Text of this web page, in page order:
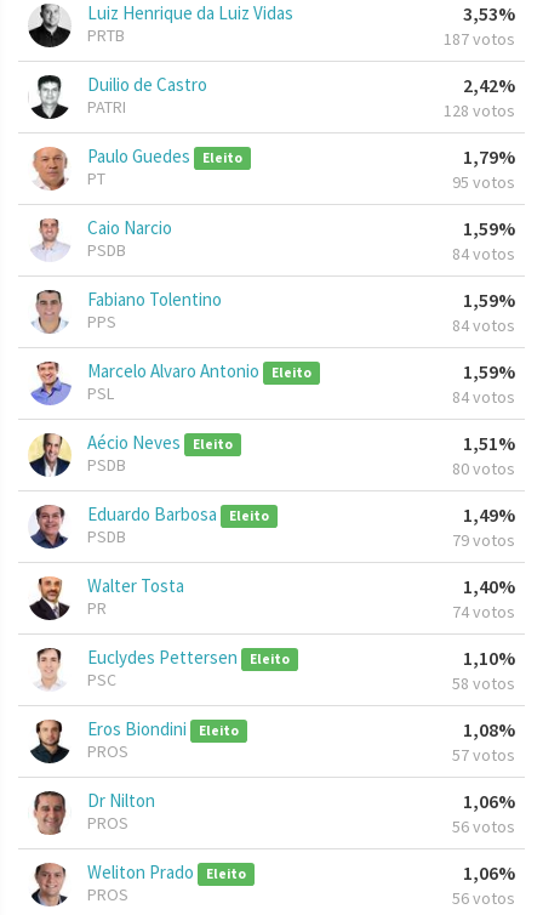
Luiz Henrique da Luiz Vidas
PRTB
3,53%
187 votos
Duilio de Castro
PATRI
2,42%
128 votos
Paulo Guedes Eleito
PT
1,79%
95 votos
Caio Narcio
PSDB
1,59%
84 votos
Fabiano Tolentino
PPS
1,59%
84 votos
Marcelo Alvaro Antonio Eleito
PSL
1,59%
84 votos
Aécio Neves Eleito
PSDB
1,51%
80 votos
Eduardo Barbosa Eleito
PSDB
1,49%
79 votos
Walter Tosta
PR
1,40%
74 votos
Euclydes Pettersen Eleito
PSC
1,10%
58 votos
Eros Biondini Eleito
PROS
1,08%
57 votos
Dr Nilton
PROS
1,06%
56 votos
Weliton Prado Eleito
PROS
1,06%
56 votos